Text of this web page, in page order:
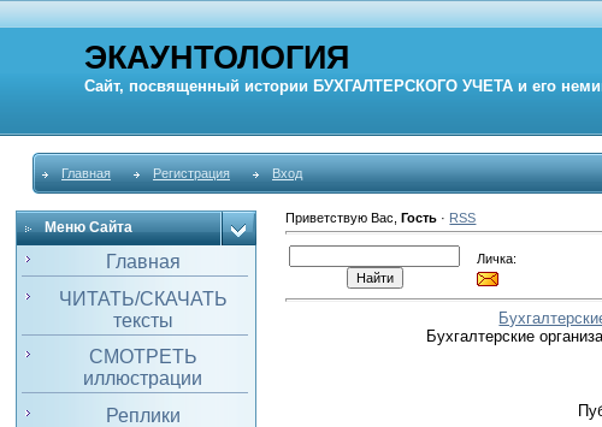
ЭКАУНТОЛОГИЯ
Сайт, посвященный истории БУХГАЛТЕРСКОГО УЧЕТА и его
Главная Регистрация Вход
Меню Сайта
Главная
ЧИТАТЬ/СКАЧАТЬ
тексты
СМОТРЕТЬ
иллюстрации
Реплики
Приветствую Вас ,Гость · RSS
Личка:
Бухгалтерские